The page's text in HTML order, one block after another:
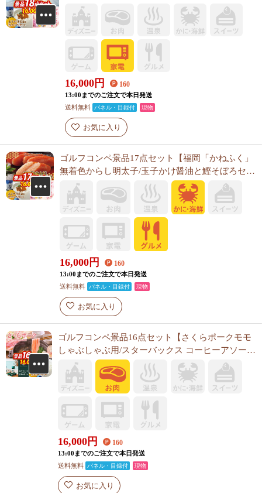
ル・目録付き<送料無料>
16,000 円 160
13:00までのご注文で本日発送
送料無料 パネル・目録付 現物
お気に入り
ゴルフコンペ景品17点セット【福岡「かねふく」
無着色からし明太子/玉子かけ醤油と鰹そぼろセッ
ト 他】A3パネル・目録付き<送料無料>
16,000円 160
13:00までのご注文で本日発送
送料無料
パネル・目録付 現物
お気に入り
ゴルフコンペ景品16点セット【さくらポークモモ
しゃぶしゃぶ用/スターバックス コーヒーアソート
ギフト 他】A3パネル・目録付き<送料無料>
16,000 円 160
13:00までのご注文で本日発送
送料無料
パネル・目録付 現物
お気に入り